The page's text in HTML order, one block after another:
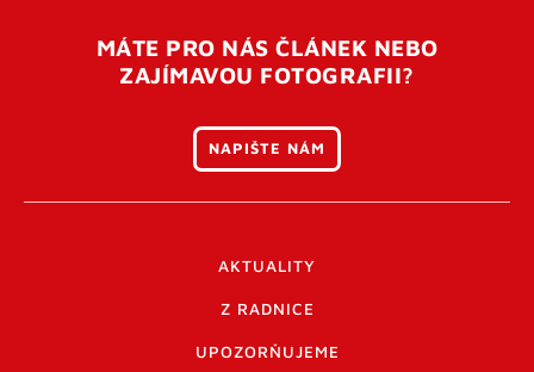
MÁTE PRO NÁS ČLÁNEK NEBO
ZAJÍMAVOU FOTOGRAFII?
NAPIŠTE NÁM
AKTUALITY
Z RADNICE
UPOZORŇUJEME